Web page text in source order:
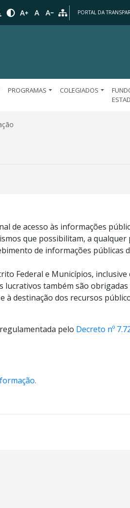
PORTAL DA
PROGRAMAS COLEGIADOS
de acesso às informações
que possibilitam, a qualquer
de informações públicas
Federal e Municípios,
lucrativos também são obrigadas
à destinação dos recursos
pelo Decreto nº